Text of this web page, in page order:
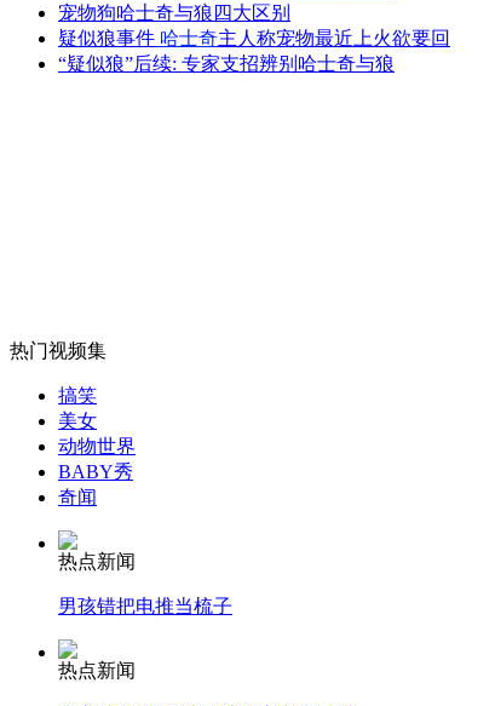
药家鑫父亲被要求兑现20万案开庭
女孩北京地铁殴打老人 痛下狠手拳打脚踢
无痛分娩是否安全 医生回应
外交部：反对强权政治霸凌主义
外交部：有关国家言论片面不公正
宠物狗哈士奇与狼四大区别
疑似狼事件 哈士奇主人称宠物最近上火欲要回
“疑似狼”后续: 专家支招辨别哈士奇与狼
热门视频集
搞笑
美女
动物世界
BABY秀
奇闻
热点新闻
男孩错把电推当梳子
热点新闻